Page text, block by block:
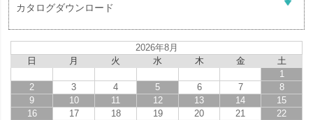
カタログダウンロード
2026年8月
日
月 火 水 木 金
土
1
2
3 4 5 6 7
8
9
10 11 12 13 14
15
16
17 18 19 20 21
22